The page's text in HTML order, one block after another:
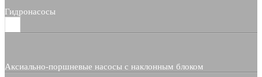
Гидронасосы
Аксиально-поршневые насосы с наклонным блоком